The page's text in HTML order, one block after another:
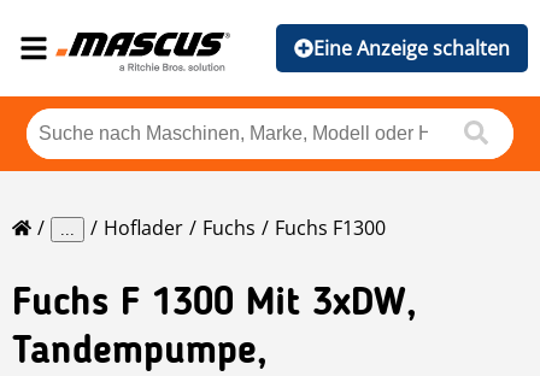
Eine Anzeige schalten
... Hoflader Fuchs Fuchs F1300
Fuchs F 1300 Mit 3xDW,
Tandempumpe,